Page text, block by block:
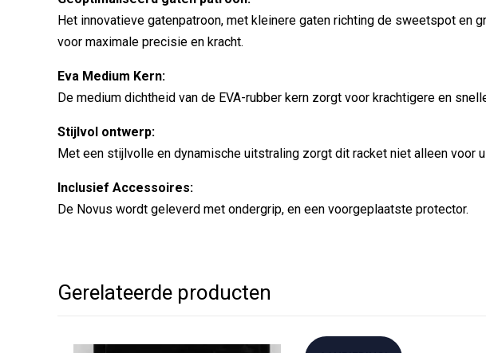
Het innovatieve gatenpatroon, met kleinere gaten richting de sweetspot
voor maximale precisie en kracht.
Eva Medium Kern:
De medium dichtheid van de EVA-rubber kern zorgt voor krachtigere en
Stijlvol ontwerp:
Met een stijlvolle en dynamische uitstraling zorgt dit racket niet alleen voor
Inclusief Accessoires:
De Novus wordt geleverd met ondergrip, en een voorgeplaatste protector.
Gerelateerde producten